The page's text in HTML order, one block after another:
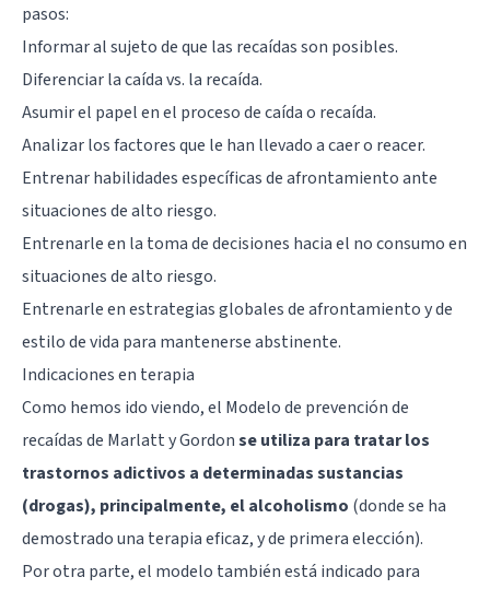
pasos:
Informar al sujeto de que las recaídas son posibles.
Diferenciar la caída vs. la recaída.
Asumir el papel en el proceso de caída o recaída.
Analizar los factores que le han llevado a caer o reacer.
Entrenar habilidades específicas de afrontamiento ante
situaciones de alto riesgo.
Entrenarle en la toma de decisiones hacia el no consumo en
situaciones de alto riesgo.
Entrenarle en estrategias globales de afrontamiento y de
estilo de vida para mantenerse abstinente.
Indicaciones en terapia
Como hemos ido viendo, el Modelo de prevención de
recaídas de Marlatt y Gordonse utiliza para tratar los
trastornos adictivos a determinadas sustancias
(drogas), principalmente, el alcoholismo (donde se ha
demostrado una terapia eficaz, y de primera elección).
Por otra parte, el modelo también está indicado para